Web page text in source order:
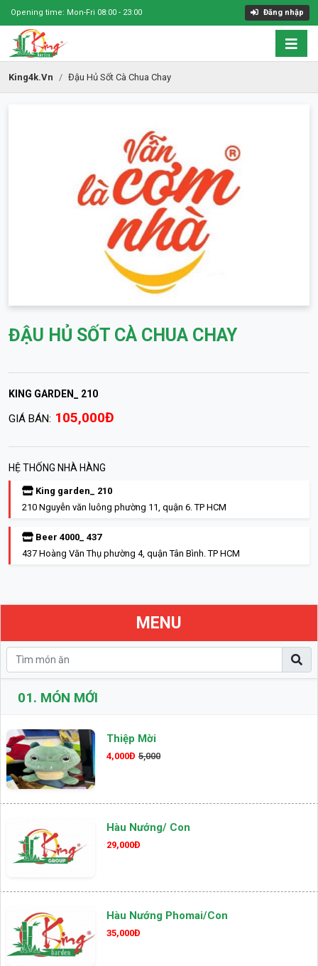
Opening time: Mon-Fri 08:00 - 23:00 Đăng nhập
King4k.vn Đậu Hủ Sốt Cà Chua Chay
ĐẬU HỦ SỐT CÀ CHUA CHAY
KING GARDEN_ 210
GIÁ BÁN: 105,000Đ
HỆ THỐNG NHÀ HÀNG
King garden_ 210
210 Nguyễn văn luông phường 11, quận 6. TP HCM
Beer 4000_ 437
437 Hoàng Văn Thụ phường 4, quận Tân Bình. TP HCM
MENU
01. MÓN MỚI
Thiệp Mời
4,000Đ 5,000
Hàu Nướng/ Con
29,000Đ
Hàu Nướng Phomai/con
35,000Đ